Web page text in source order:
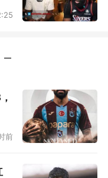
+app
前